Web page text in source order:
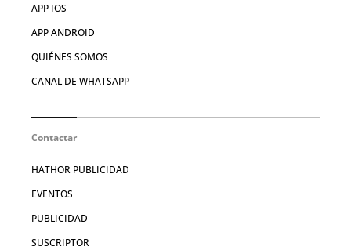
APP IOS
APP ANDROID
QUIÉNES SOMOS
CANAL DE WHATSAPP
Contactar
HATHOR PUBLICIDAD
EVENTOS
PUBLICIDAD
SUSCRIPTOR